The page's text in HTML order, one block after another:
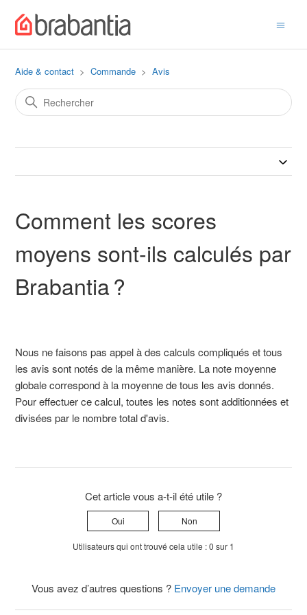
Aide & contact Commande Avis
Comment les scores
moyens sont-ils calculés par
Brabantia ?
Nous ne faisons pas appel à des calculs compliqués et tous
les avis sont notés de la même manière. La note moyenne
globale correspond à la moyenne de tous les avis donnés.
Pour effectuer ce calcul, toutes les notes sont additionnées et
divisées par le nombre total d'avis.
Cet article vous a-t-il été utile ?
Oui Non
Utilisateurs qui ont trouvé cela utile : 0 sur 1
Vous avez d’autres questions ? Envoyer une demande